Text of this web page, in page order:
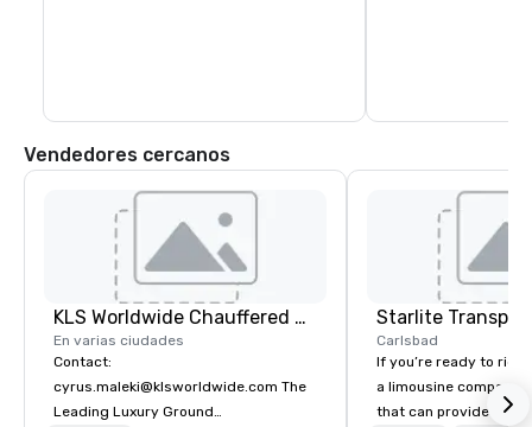
Vendedores cercanos
KLS Worldwide Chauffered Services
En varias ciudades
Contact:
cyrus.maleki@klsworldwide.com The
Leading Luxury Ground
Carlsbad
If you’re ready to ride
a limousine company
that can provide you